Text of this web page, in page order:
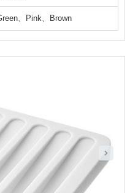
、Pink、Brown